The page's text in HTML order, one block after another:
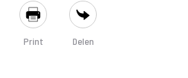
Print Delen